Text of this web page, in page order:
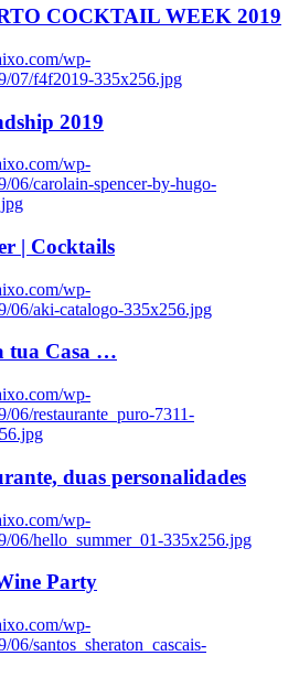
COCKTAIL WEEK 2019
wp-
07/f4f2019-335x256.jpg
2019
wp-
06/carolain-spencer-by-hugo-
| Cocktails
wp-
06/aki-catalogo-335x256.jpg
tua Casa …
wp-
06/restaurante_puro-7311-
duas personalidades
wp-
06/hello_summer_01-335x256.jpg
Party
wp-
06/santos_sheraton_cascais-